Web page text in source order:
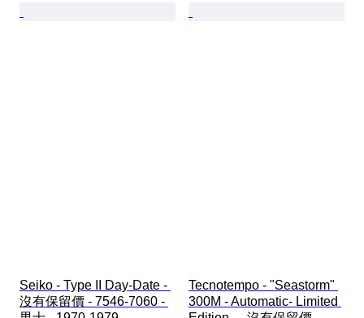
Seiko - Type II Day-Date -
沒有保留價 - 7546-7060 -
Tecnotempo - "Seastorm"
300M - Automatic- Limited